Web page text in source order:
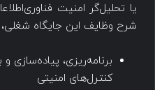
یا تحلیل‌گر امنیت
شرح وظایف این جایگاه
برنامه‌ریزی، پیاده‌سازی
کنترل‌های امنیتی